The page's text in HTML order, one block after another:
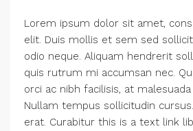
Lorem ipsum dolor sit amet,
elit. Duis mollis et sem sed
odio neque. Aliquam hendrerit
quis rutrum mi accumsan nec.
orci ac nibh facilisis, at malesuada
Nullam tempus sollicitudin
erat. Curabitur this is a text link